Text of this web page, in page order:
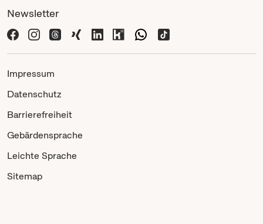
Newsletter
Impressum
Datenschutz
Barrierefreiheit
Gebärdensprache
Leichte Sprache
Sitemap